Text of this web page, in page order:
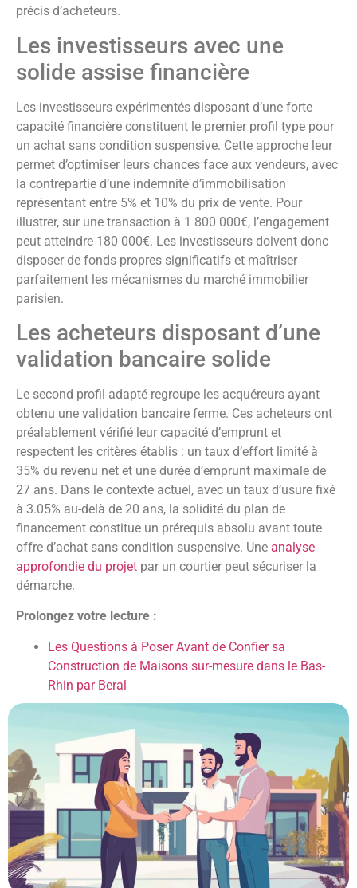
précis d’acheteurs.
Les investisseurs avec une
solide assise financière
Les investisseurs expérimentés disposant d’une forte
capacité financière constituent le premier profil type pour
un achat sans condition suspensive. Cette approche leur
permet d’optimiser leurs chances face aux vendeurs, avec
la contrepartie d’une indemnité d’immobilisation
représentant entre 5% et 10% du prix de vente. Pour
illustrer, sur une transaction à 1 800 000€, l’engagement
peut atteindre 180 000€. Les investisseurs doivent donc
disposer de fonds propres significatifs et maîtriser
parfaitement les mécanismes du marché immobilier
parisien.
Les acheteurs disposant d’une
validation bancaire solide
Le second profil adapté regroupe les acquéreurs ayant
obtenu une validation bancaire ferme. Ces acheteurs ont
préalablement vérifié leur capacité d’emprunt et
respectent les critères établis : un taux d’effort limité à
35% du revenu net et une durée d’emprunt maximale de
27 ans. Dans le contexte actuel, avec un taux d’usure fixé
à 3.05% au-delà de 20 ans, la solidité du plan de
financement constitue un prérequis absolu avant toute
offre d’achat sans condition suspensive. Une analyse
approfondie du projet par un courtier peut sécuriser la
démarche.
Prolongez votre lecture :
Les Questions à Poser Avant de Confier sa
Construction de Maisons sur-mesure dans le Bas-
Rhin par Beral